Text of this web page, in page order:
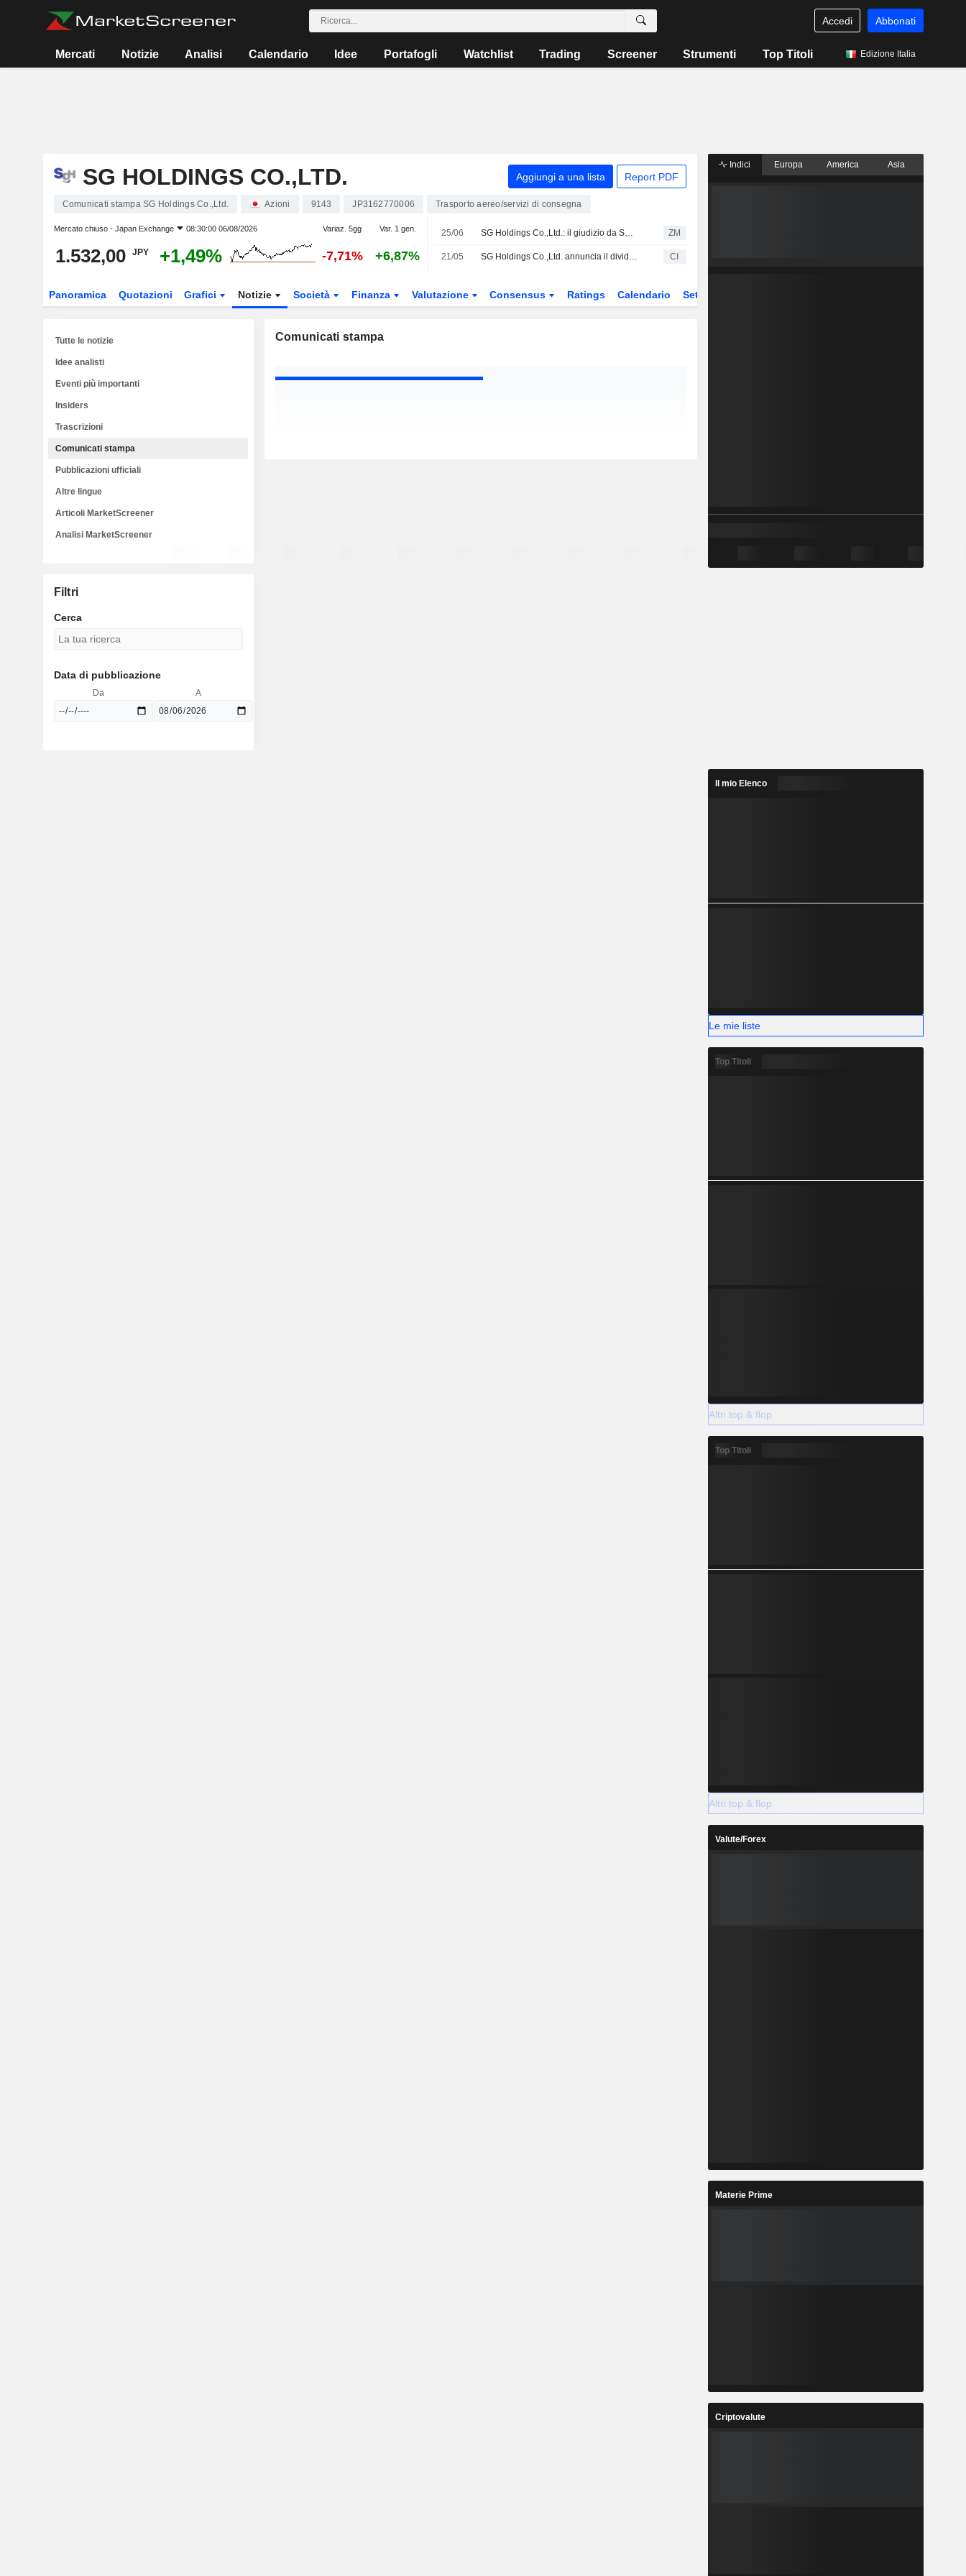
Accedi Abbonati
Mercati Notizie Analisi Calendario Idee Portafogli Watchlist Trading Screener Strumenti Top Titoli Edizione Italia
SG HOLDINGS CO.,LTD. Aggiungi a una lista Report PDF
Comunicati stampa SG Holdings Co.,Ltd. Azioni 9143 JP3162770006 Trasporto aereo/servizi di consegna
Mercato chiuso - Japan Exchange 08:30:00 06/08/2026 Variaz. 5gg Var. 1 gen.
1.532,00 JPY +1,49% -7,71% +6,87%
25/06 SG Holdings Co.,Ltd.: il giudizio da SBI Securities è ora al rialzo ZM
21/05 SG Holdings Co.,Ltd. annuncia il dividendo di fine esercizio per l'anno fiscale terminante il 31 marzo 2026, in pagamento l'8 giugno 2026 CI
Panoramica Quotazioni Grafici Notizie Società Finanza Valutazione Consensus Ratings Calendario Settore
Comunicati stampa
Tutte le notizie
Idee analisti
Eventi più importanti
Insiders
Trascrizioni
Comunicati stampa
Pubblicazioni ufficiali
Altre lingue
Articoli MarketScreener
Analisi MarketScreener
Filtri
Cerca
Data di pubblicazione
Da A
Indici Europa America Asia
Il mio Elenco
Le mie liste
Top Titoli
Altri top & flop
Top Titoli
Altri top & flop
Valute/Forex
Materie Prime
Criptovalute